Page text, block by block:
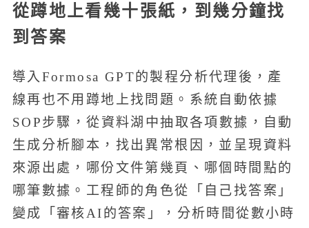
從蹲地上看幾十張紙，到幾分鐘找
到答案
導入Formosa GPT的製程分析代理後，產
線再也不用蹲地上找問題。系統自動依據
SOP步驟，從資料湖中抽取各項數據，自動
生成分析腳本，找出異常根因，並呈現資料
來源出處，哪份文件第幾頁、哪個時間點的
哪筆數據。工程師的角色從「自己找答案」
變成「審核AI的答案」，分析時間從數小時